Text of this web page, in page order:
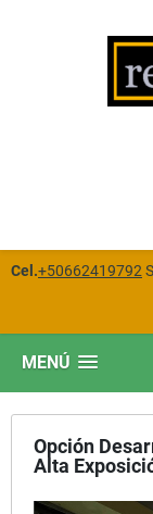
Cel.+50662419792
MENÚ
Opción
Alta